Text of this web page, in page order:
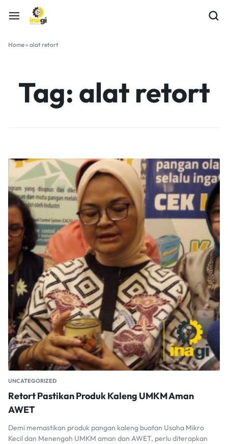
Home» alat retort
Tag: alat retort
UNCATEGORIZED
Retort Pastikan Produk Kaleng UMKM Aman
AWET
Demi memastikan produk pangan kaleng buatan Usaha Mikro
Kecil dan Menengah UMKM aman dan AWET, perlu diterapkan